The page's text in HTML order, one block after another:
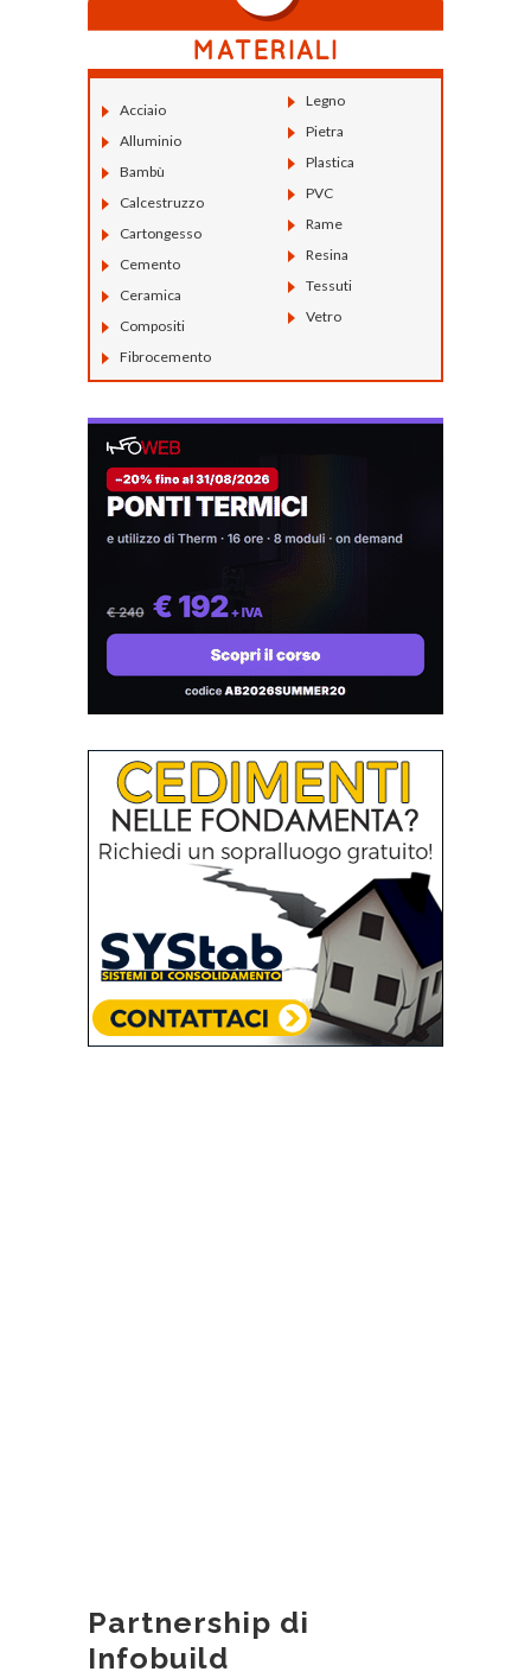
Acciaio
Alluminio
Bambù
Calcestruzzo
Cartongesso
Cemento
Ceramica
Compositi
Fibrocemento
Legno
Pietra
Plastica
PVC
Rame
Resina
Tessuti
Vetro
Partnership di
Infobuild